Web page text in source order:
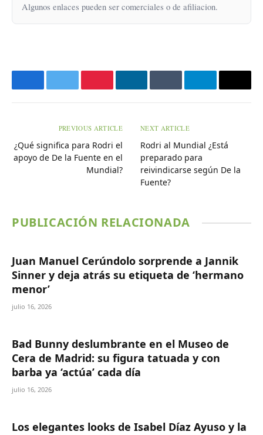
Algunos enlaces pueden ser comerciales o de afiliacion.
FacebookTwitter PinterestLinkedInTumblr TelegramEmail
PREVIOUS ARTICLE
¿Qué significa para Rodri el
apoyo de De la Fuente en el
Mundial?
NEXT ARTICLE
Rodri al Mundial ¿Está
preparado para
reivindicarse según De la
Fuente?
PUBLICACIÓN RELACIONADA
Juan Manuel Cerúndolo sorprende a Jannik
Sinner y deja atrás su etiqueta de ‘hermano
menor’
julio 16, 2026
Bad Bunny deslumbrante en el Museo de
Cera de Madrid: su figura tatuada y con
barba ya ‘actúa’ cada día
julio 16, 2026
Los elegantes looks de Isabel Díaz Ayuso y la